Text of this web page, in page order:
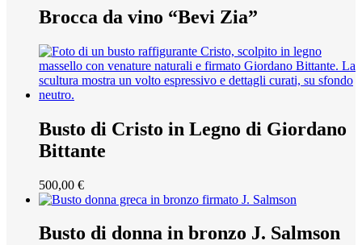
Brocca da vino “Bevi Zia”
Busto di Cristo in Legno di Giordano
Bittante
500,00 €
Busto di donna in bronzo J. Salmson